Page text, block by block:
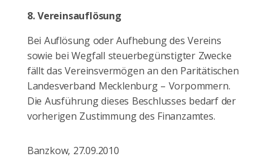
8.Vereinsauflösung
Bei Auflösung oder Aufhebung des Vereins
sowie bei Wegfall steuerbegünstigter Zwecke
fällt das Vereinsvermögen an den Paritätischen
Landesverband Mecklenburg – Vorpommern.
Die Ausführung dieses Beschlusses bedarf der
vorherigen Zustimmung des Finanzamtes.
Banzkow, 27.09.2010